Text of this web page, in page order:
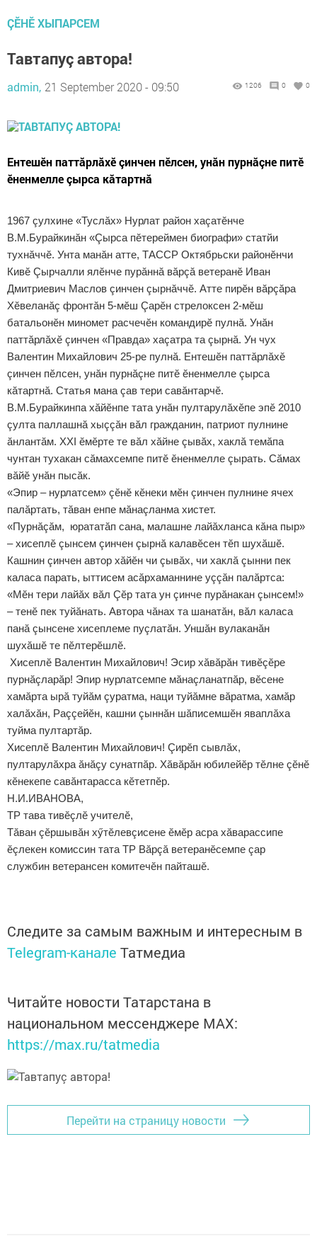
ÇӖНӖ ХЫПАРСЕМ
Тавтапуç автора!
admin, 21 September 2020 - 09:50 1206 0 0
Ентешӗн паттăрлăхӗ çинчен пӗлсен, унăн пурнăçне питӗ
ӗненмелле çырса кăтартнă
1967 çулхине «Туслăх» Нурлат район хаçатӗнче
В.М.Бурайкинăн «Çырса пӗтереймен биографи» статйи
тухнăччӗ. Унта манăн атте, ТАССР Октябрьски районӗнчи
Кивӗ Çырчалли ялӗнче пурăннă вăрçă ветеранӗ Иван
Дмитриевич Маслов çинчен çырнăччӗ. Атте пирӗн вăрçăра
Хӗвеланăç фронтăн 5-мӗш Çарӗн стрелоксен 2-мӗш
батальонӗн миномет расчечӗн командирӗ пулнă. Унăн
паттăрлăхӗ çинчен «Правда» хаçатра та çырнă. Ун чух
Валентин Михайлович 25-ре пулнă. Ентешӗн паттăрлăхӗ
çинчен пӗлсен, унăн пурнăçне питӗ ӗненмелле çырса
кăтартнă. Статья мана çав тери савăнтарчӗ.
В.М.Бурайкинпа хăйӗнпе тата унăн пултарулăхӗпе эпӗ 2010
çулта паллашнă хыççăн вăл гражданин, патриот пулнине
ăнлантăм. XXI ӗмӗрте те вăл хăйне çывăх, хаклă темăпа
чунтан тухакан сăмахсемпе питӗ ӗненмелле çырать. Сăмах
вăйӗ унăн пысăк.
«Эпир – нурлатсем» çӗнӗ кӗнеки мӗн çинчен пулнине ячех
палăртать, тăван енпе мăнаçланма хистет.
«Пурнăçăм, юрататăп сана, малашне лайăхланса кăна пыр»
– хисеплӗ çынсем çинчен çырнă калавӗсен тӗп шухăшӗ.
Кашнин çинчен автор хăйӗн чи çывăх, чи хаклă çынни пек
каласа парать, ыттисем асăрхаманнине уççăн палăртса:
«Мӗн тери лайăх вăл Çӗр тата ун çинче пурăнакан çынсем!»
– тенӗ пек туйăнать. Автора чăнах та шанатăн, вăл каласа
панă çынсене хисеплеме пуçлатăн. Уншăн вулаканăн
шухăшӗ те пӗлтерӗшлӗ.
Хисеплӗ Валентин Михайлович! Эсир хăвăрăн тивӗçӗре
пурнăçларăр! Эпир нурлатсемпе мăнаçланатпăр, вӗсене
хамăрта ырă туйăм çуратма, наци туйăмне вăратма, хамăр
халăхăн, Раççейӗн, кашни çыннăн шăписемшӗн яваплăха
туйма пултартăр.
Хисеплӗ Валентин Михайлович! Çирӗп сывлăх,
пултарулăхра ăнăçу сунатпăр. Хăвăрăн юбилейӗр тӗлне çӗнӗ
кӗнекепе савăнтарасса кӗтетпӗр.
Н.И.ИВАНОВА,
ТР тава тивӗçлӗ учителӗ,
Тăван çӗршывăн хӳтӗлевçисене ӗмӗр асра хăварассипе
ӗçлекен комиссин тата ТР Вăрçă ветеранӗсемпе çар
службин ветерансен комитечӗн пайташӗ.
Следите за самым важным и интересным в
Telegram-канале Татмедиа
Читайте новости Татарстана в
национальном мессенджере MАХ:
https://max.ru/tatmedia
Перейти на страницу новости